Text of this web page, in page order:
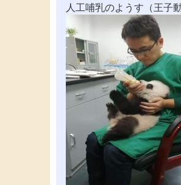
人工哺乳のようす（王子